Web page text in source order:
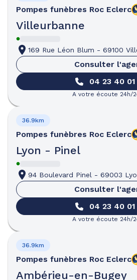
Pompes funèbres Roc Eclerc
Villeurbanne
169 Rue Léon Blum - 69100
Consulter
04 23 40
A votre écoute 24h/
Pompes funèbres Roc Eclerc
Lyon - Pinel
36.9km
94 Boulevard Pinel - 69003
Consulter
04 23 40
A votre écoute 24h/
Pompes funèbres Roc Eclerc
Ambérieu-en-Bugey
36.9km